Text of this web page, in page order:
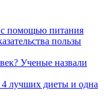
с помощью питания
пользы
Ученые назвали
4 лучших диеты и одна